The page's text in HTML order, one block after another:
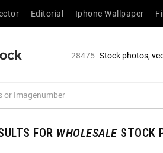
Editorial Iphone Wallpaper
28475 Stock photos,
FOR WHOLESALESTOCK